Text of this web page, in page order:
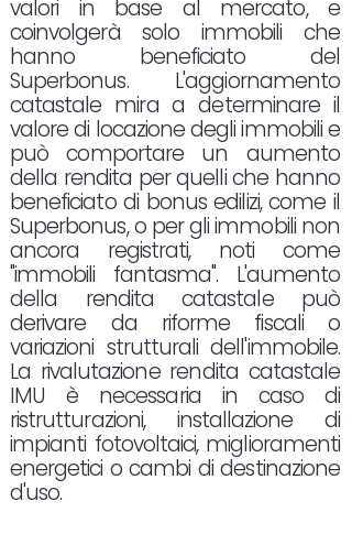
valori in base al mercato, e
coinvolgerà solo immobili che
hanno beneficiato del
Superbonus. L'aggiornamento
catastale mira a determinare il
valore di locazione degli immobili e
può comportare un aumento
della rendita per quelli che hanno
beneficiato di bonus edilizi, come il
Superbonus, o per gli immobili non
ancora registrati, noti come
"immobili fantasma". L'aumento
della rendita catastale può
derivare da riforme fiscali o
variazioni strutturali dell'immobile.
La rivalutazione rendita catastale
IMU è necessaria in caso di
ristrutturazioni, installazione di
impianti fotovoltaici, miglioramenti
energetici o cambi di destinazione
d'uso.